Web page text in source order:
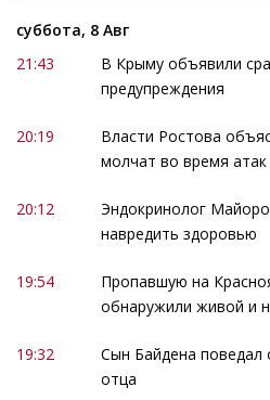
суббота, 8 Авг
21:43
В Крыму объявили
предупреждения
20:19
Власти Ростова
молчат во время
20:12
Эндокринолог
навредить здоровью
19:54
Пропавшую на
обнаружили живой и
19:32
Сын Байдена поведал
отца